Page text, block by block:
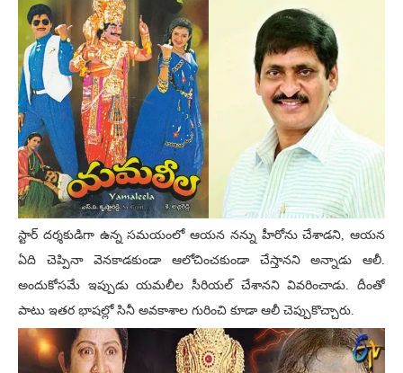
స్టార్ దర్శకుడిగా ఉన్న సమయంలో ఆయన నన్ను హీరోను చేశాడని, ఆయన
ఏది చెప్పినా వెనకాడకుండా ఆలోచించకుండా చేస్తానని అన్నాడు ఆలీ.
అందుకోసమే ఇప్పుడు యమలీల సీరియల్ చేశానని వివరించాడు. దీంతో
పాటు ఇతర భాషల్లో సినీ అవకాశాల గురించి కూడా ఆలీ చెప్పుకొచ్చారు.